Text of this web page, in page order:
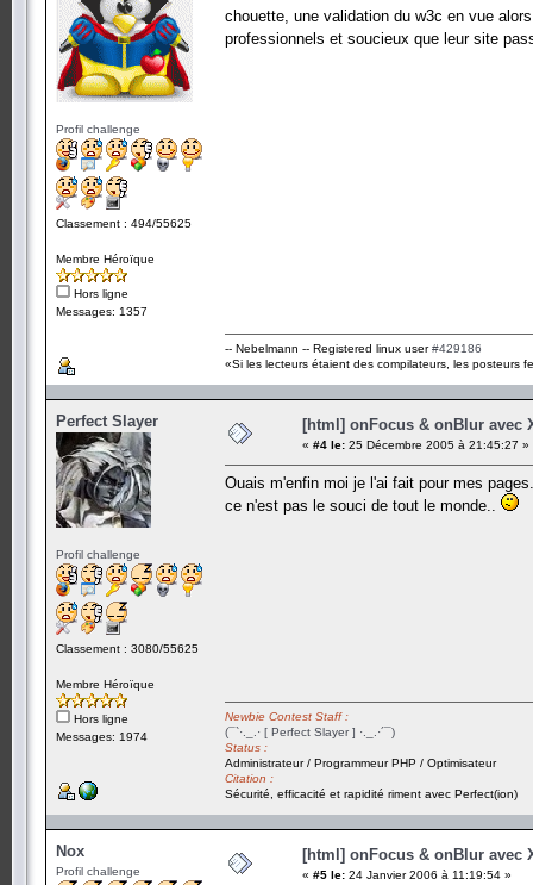
Profil challenge
Classement : 494/55625
Membre Héroïque
Hors ligne
Messages: 1357
chouette, une validation du w3c en vue
professionnels et soucieux que leur site
-- Nebelmann -- Registered linux user#429186
«Si les lecteurs étaient des compilateurs, les posteurs
Perfect Slayer
Profil challenge
Classement : 3080/55625
Membre Héroïque
Hors ligne
Messages: 1974
[html] onFocus & onBlur avec
« #4 le: 25 Décembre 2005 à 21:45:27 »
Ouais m'enfin moi je l'ai fait pour mes
ce n'est pas le souci de tout le monde..
Newbie Contest Staff :
(¯`·._.· [ Perfect Slayer ] ·._.·´¯)
Status :
Administrateur / Programmeur PHP / Optimisateur
Citation :
Sécurité, efficacité et rapidité riment avec Perfect(ion)
Nox
Profil challenge
[html] onFocus & onBlur avec
« #5 le: 24 Janvier 2006 à 11:19:54 »